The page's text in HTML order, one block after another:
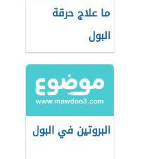
ما علاج حرقة
البول
البروتين في البول